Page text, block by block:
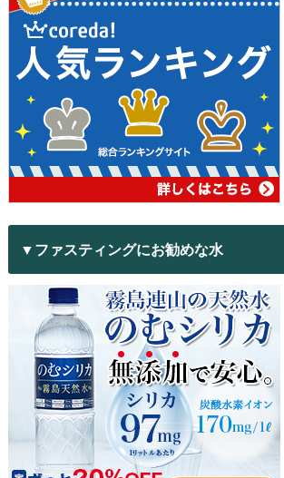
▼ファスティングにお勧めな水